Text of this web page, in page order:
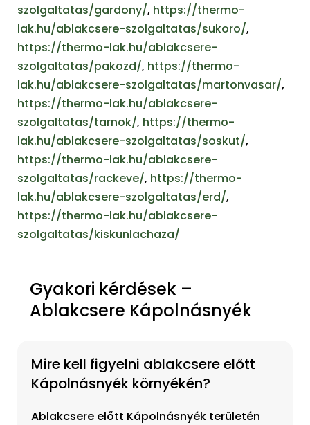
szolgaltatas/gardony/, https://thermo-
lak.hu/ablakcsere-szolgaltatas/sukoro/,
https://thermo-lak.hu/ablakcsere-
szolgaltatas/pakozd/, https://thermo-
lak.hu/ablakcsere-szolgaltatas/martonvasar/,
https://thermo-lak.hu/ablakcsere-
szolgaltatas/tarnok/, https://thermo-
lak.hu/ablakcsere-szolgaltatas/soskut/,
https://thermo-lak.hu/ablakcsere-
szolgaltatas/rackeve/, https://thermo-
lak.hu/ablakcsere-szolgaltatas/erd/,
https://thermo-lak.hu/ablakcsere-
szolgaltatas/kiskunlachaza/
Gyakori kérdések –
Ablakcsere Kápolnásnyék
Mire kell figyelni ablakcsere előtt
Kápolnásnyék környékén?
Ablakcsere előtt Kápolnásnyék területén